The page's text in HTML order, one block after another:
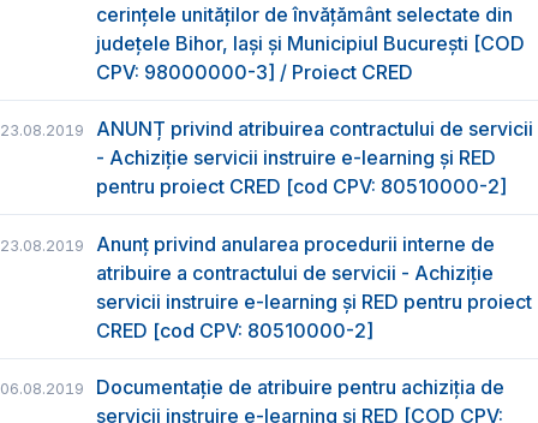
cerințele unităților de învățământ selectate din
județele Bihor, Iași și Municipiul București [COD
CPV: 98000000-3] / Proiect CRED
23.08.2019
ANUNȚ privind atribuirea contractului de servicii
- Achiziție servicii instruire e-learning și RED
pentru proiect CRED [cod CPV: 80510000-2]
23.08.2019
Anunț privind anularea procedurii interne de
atribuire a contractului de servicii - Achiziție
servicii instruire e-learning și RED pentru proiect
CRED [cod CPV: 80510000-2]
06.08.2019
Documentație de atribuire pentru achiziţia de
servicii instruire e-learning si RED [COD CPV: